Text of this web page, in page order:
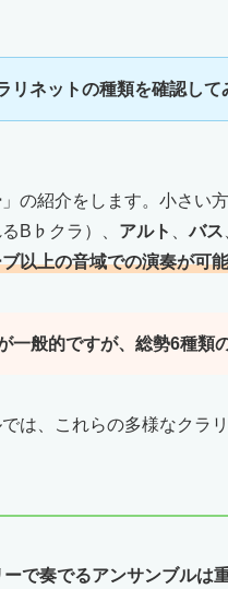
リネットの種類を確認して
」の紹介をします。小さい方
B♭クラ）、 アルト 、バス
以上の音域での演奏が可
一般的ですが、総勢6種類
は、これらの多様なクラ
で奏でるアンサンブルは